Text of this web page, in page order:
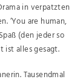
in verpatzten
‘You are human,
(den jeder so
ist alles gesagt.
Tausendmal